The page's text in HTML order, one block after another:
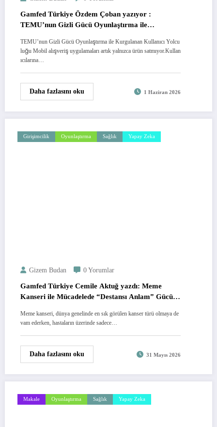
Gamfed Türkiye Özdem Çoban yazıyor :
TEMU’nun Gizli Gücü Oyunlaştırma ile
TEMU’nun Gizli Gücü Oyunlaştırma ile Kurgulanan Kullanıcı Yolcu
luğu Mobil alışveriş uygulamaları artık yalnızca ürün satmıyor.Kullan
ıcılarına…
Daha fazlasını oku 1 Haziran 2026
Girişimcilik Oyunlaştırma Sağlık Yapay Zeka
Gizem Budan 0 Yorumlar
Gamfed Türkiye Cemile Aktuğ yazdı: Meme
Kanseri ile Mücadelede “Destansı Anlam” Gücü:
Meme kanseri, dünya genelinde en sık görülen kanser türü olmaya de
vam ederken, hastaların üzerinde sadece…
Daha fazlasını oku 31 Mayıs 2026
Makale Oyunlaştırma Sağlık Yapay Zeka